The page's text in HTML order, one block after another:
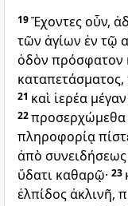
19Ἔχοντες οὖν,
τῶν ἁγίων ἐν τῷ
ὁδὸν πρόσφατον
καταπετάσματος,
21 καὶ ἱερέα
22προσερχώμεθα
πληροφορίᾳ
ἀπὸ
ὕδατι καθαρῷ· 23
ἐλπίδος ἀκλινῆ,